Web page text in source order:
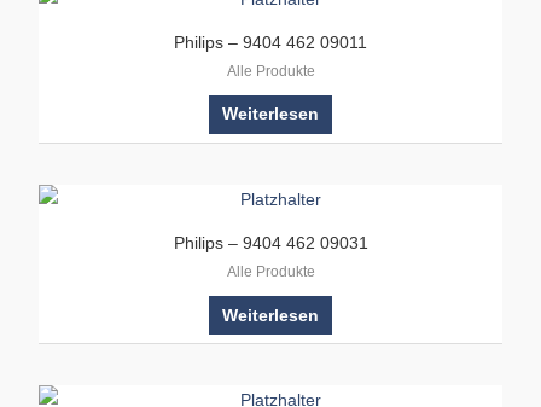
Philips – 9404 462 09011
Alle Produkte
Weiterlesen
Philips – 9404 462 09031
Alle Produkte
Weiterlesen